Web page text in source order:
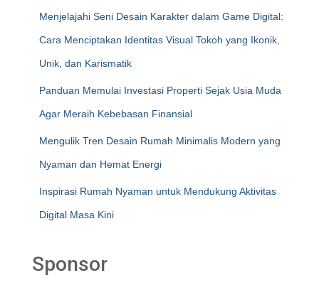
Menjelajahi Seni Desain Karakter dalam Game Digital:
Cara Menciptakan Identitas Visual Tokoh yang Ikonik,
Unik, dan Karismatik
Panduan Memulai Investasi Properti Sejak Usia Muda
Agar Meraih Kebebasan Finansial
Mengulik Tren Desain Rumah Minimalis Modern yang
Nyaman dan Hemat Energi
Inspirasi Rumah Nyaman untuk Mendukung Aktivitas
Digital Masa Kini
Sponsor